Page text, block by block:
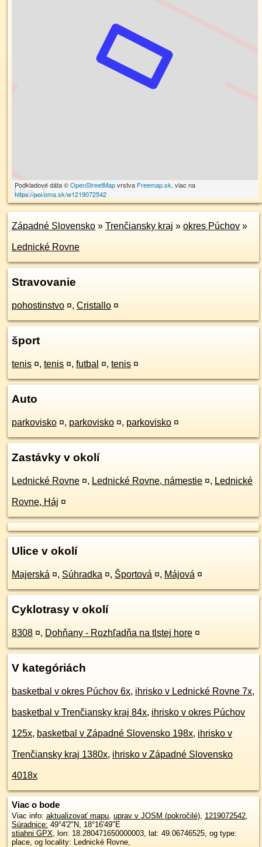
10 m
Podkladové dáta ©OpenStreetMapvrstva Freemap.sk, viac na
https://poi.oma.sk/w1219072542
Západné Slovensko » Trenčiansky kraj » okres Púchov »
Lednické Rovne
Stravovanie
pohostinstvo ¤, Cristallo ¤
šport
tenis ¤, tenis ¤, futbal ¤, tenis ¤
Auto
parkovisko ¤, parkovisko ¤, parkovisko ¤
Zastávky v okolí
Lednické Rovne ¤, Lednické Rovne, námestie ¤, Lednické
Rovne, Háj ¤
Ulice v okolí
Majerská ¤, Súhradka ¤, Športová ¤, Májová ¤
Cyklotrasy v okolí
8308 ¤, Dohňany - Rozhľadňa na tlstej hore ¤
V kategóriách
basketbal v okres Púchov 6x, ihrisko v Lednické Rovne 7x,
basketbal v Trenčiansky kraj 84x, ihrisko v okres Púchov
125x, basketbal v Západné Slovensko 198x, ihrisko v
Trenčiansky kraj 1380x, ihrisko v Západné Slovensko
4018x
Viac o bode
Viac info: aktualizovať mapu, uprav v JOSM (pokročilé), 1219072542,
Súradnice: 49°4'2"N, 18°16'49"E
stiahni GPX, lon: 18.280471650000003, lat: 49.06746525, og type:
place, og locality: Lednické Rovne,